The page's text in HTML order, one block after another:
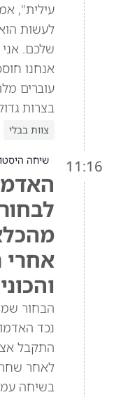
עילית",
לעשות
שלכם.
עוברים
בצרות
צוות בבלי
11:16 שיחה
אחרי
הבחור
נכד
התקבל
לאחר
בשיחה